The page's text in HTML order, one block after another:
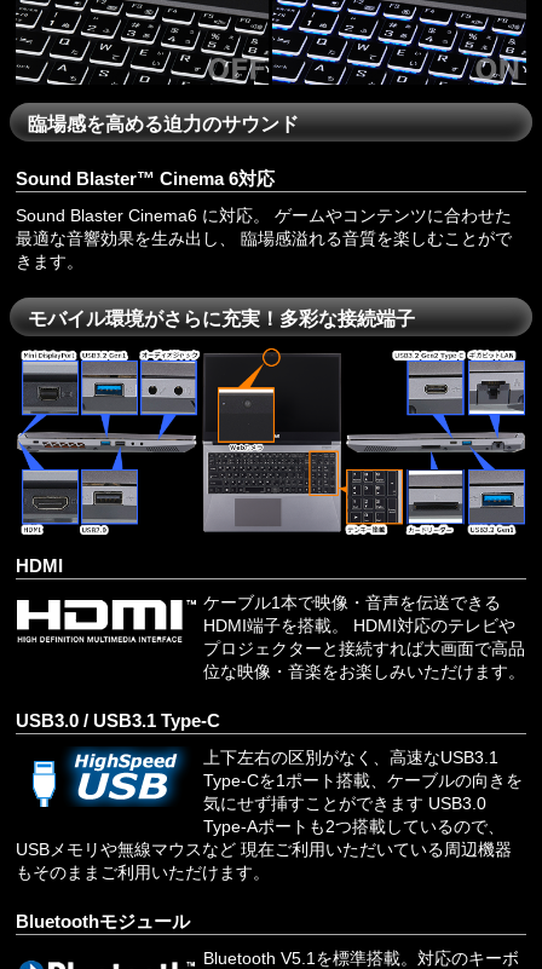
臨場感を高める迫力のサウンド
Sound Blaster™ Cinema 6対応
Sound Blaster Cinema6 に対応。 ゲームやコンテンツに合わせた
最適な音響効果を生み出し、 臨場感溢れる音質を楽しむことがで
きます。
モバイル環境がさらに充実！多彩な接続端子
HDMI
ケーブル1本で映像・音声を伝送できる
HDMI端子を搭載。 HDMI対応のテレビや
プロジェクターと接続すれば大画面で高品
位な映像・音楽をお楽しみいただけます。
USB3.0 / USB3.1 Type-C
上下左右の区別がなく、高速なUSB3.1
Type-Cを1ポート搭載、ケーブルの向きを
気にせず挿すことができます USB3.0
Type-Aポートも2つ搭載しているので、
USBメモリや無線マウスなど 現在ご利用いただいている周辺機器
もそのままご利用いただけます。
Bluetoothモジュール
Bluetooth V5.1を標準搭載。対応のキーボ